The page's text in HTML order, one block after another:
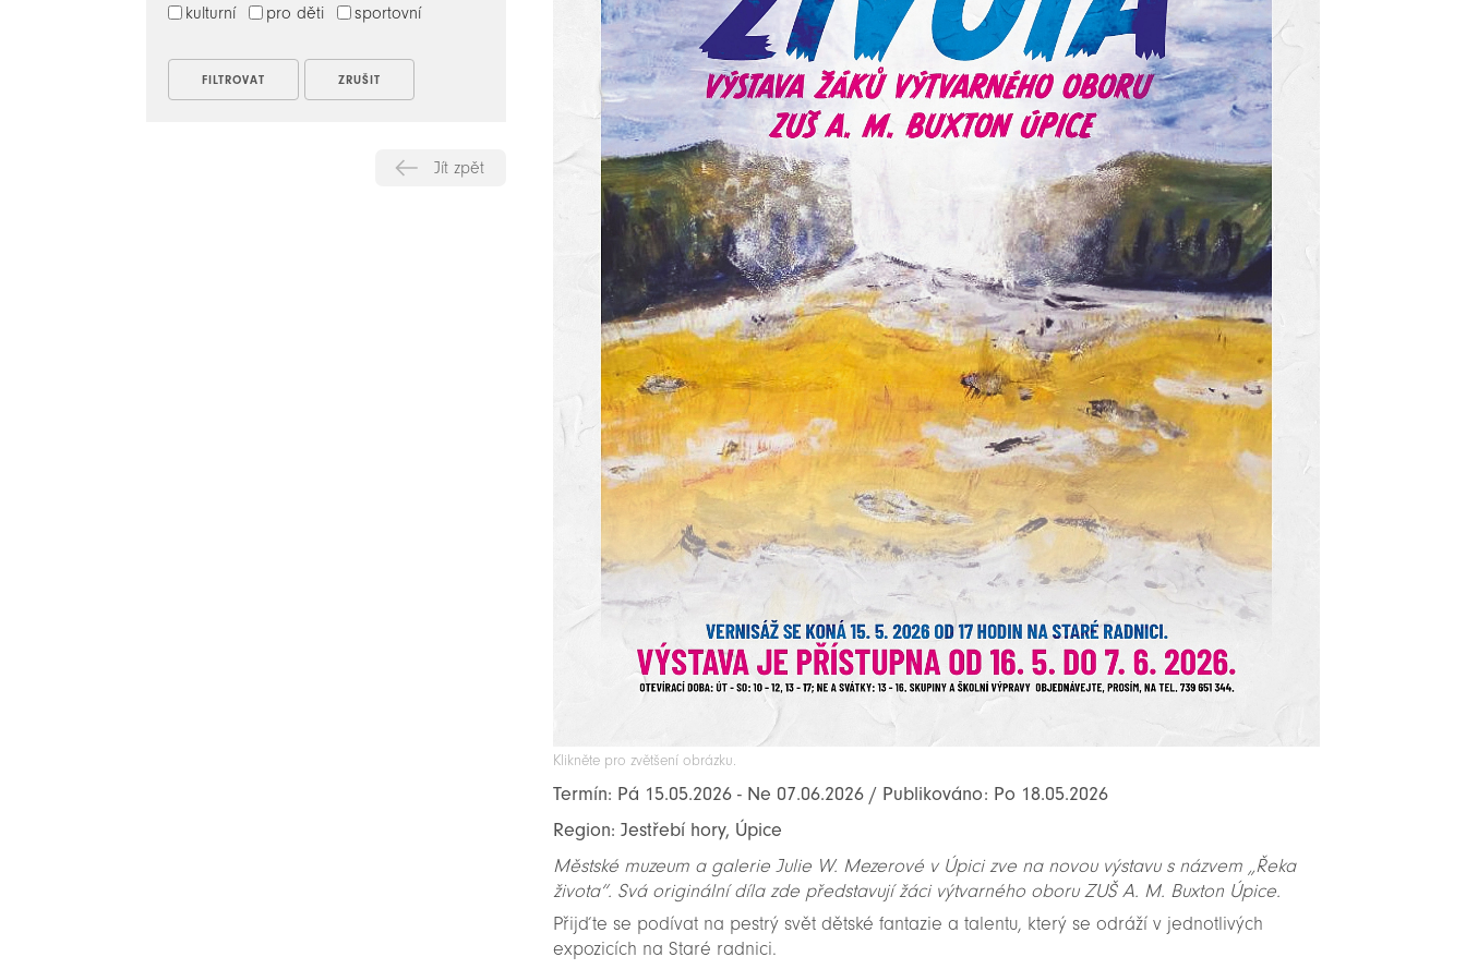
kulturní pro děti sportovní
Jít zpět
Klikněte pro zvětšení obrázku.
Termín: Pá 15.05.2026 - Ne 07.06.2026 / Publikováno: Po 18.05.2026
Region: Jestřebí hory, Úpice
Městské muzeum a galerie Julie W. Mezerové v Úpici zve na novou výstavu s názvem „Řeka
života“. Svá originální díla zde představují žáci výtvarného oboru ZUŠ A. M. Buxton Úpice.
Přijďte se podívat na pestrý svět dětské fantazie a talentu, který se odráží v jednotlivých
expozicích na Staré radnici.